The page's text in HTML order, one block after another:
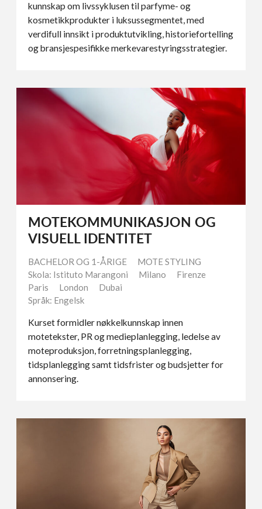
kunnskap om livssyklusen til parfyme- og
kosmetikkprodukter i luksussegmentet, med
verdifull innsikt i produktutvikling, historiefortelling
og bransjespesifikke merkevarestyringsstrategier.
MOTE­KOMMUNIKASJON OG
VISUELL IDENTITET
BACHELOR OG 1-ÅRIGE
MOTE STYLING
Skola: Istituto Marangoni
Milano
Firenze
Paris
London
Dubai
Språk: Engelsk
Kurset formidler nøkkelkunnskap innen
motetekster, PR og medieplanlegging, ledelse av
moteproduksjon, forretningsplanlegging,
tidsplanlegging samt tidsfrister og budsjetter for
annonsering.